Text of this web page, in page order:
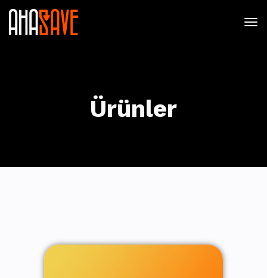
Ürünler